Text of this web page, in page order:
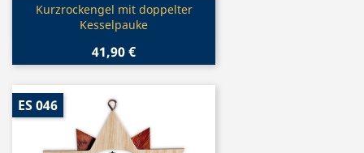
Vorschau
Kurzrockengel mit doppelter
Kesselpauke
41,90 €
ES 046